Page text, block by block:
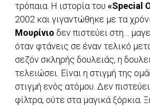
τρόπαια. Η ιστορία του «Special
2002 και γιγαντώθηκε με τα
Μουρίνιο δεν πιστεύει στη…
όταν φτάνεις σε έναν τελικό
σεζόν σκληρής δουλειάς, η
τελειώσει. Είναι η στιγμή της
στιγμή ενός ατόμου. Δεν
φίλτρα, ούτε στα μαγικά ξόρκια.